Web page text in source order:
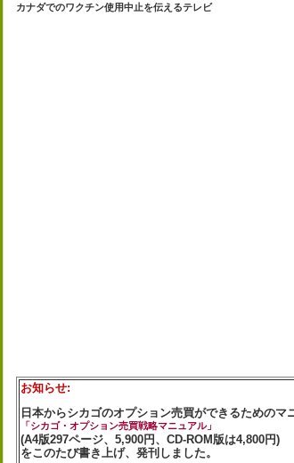
カナダでのワクチン使用中止を伝えるテレビ
お知らせ:
日本からシカゴのオプション売買ができるためのマ
「シカゴ・オプション売買戦略マニュアル」
(A4版297ページ、5,900円、CD-ROM版は4,800円)
をこのたび書き上げ、発刊しました。